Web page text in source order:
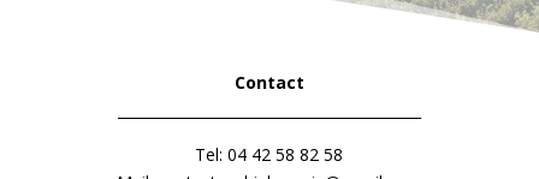
Contact
Tel:04 42 58 82 58